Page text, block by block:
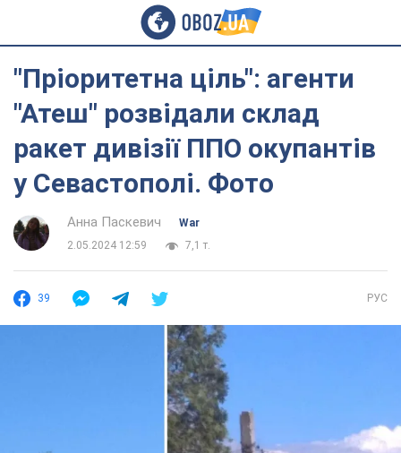
"Пріоритетна ціль": агенти
"Атеш" розвідали склад
ракет дивізії ППО окупантів
у Севастополі. Фото
Анна Паскевич
War
2.05.2024 12:59
7,1 т.
39 РУС